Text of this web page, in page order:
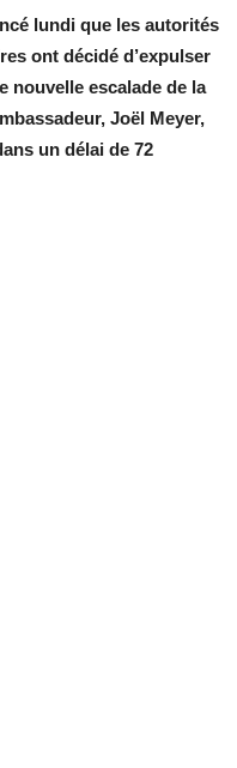
lundi que les autorités
ont décidé d’expulser
nouvelle escalade de la
Joël Meyer,
un délai de 72